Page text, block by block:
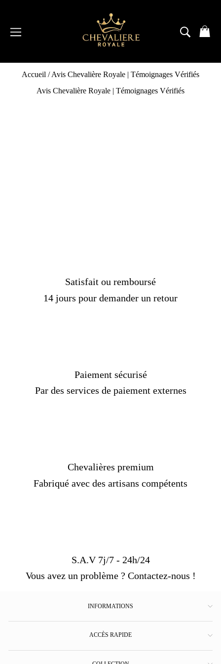
Accueil / Avis Chevalière Royale | Témoignages Vérifiés
Avis Chevalière Royale | Témoignages Vérifiés
Satisfait ou remboursé
14 jours pour demander un retour
Paiement sécurisé
Par des services de paiement externes
Chevalières premium
Fabriqué avec des artisans compétents
S.A.V 7j/7 - 24h/24
Vous avez un problème ? Contactez-nous !
INFORMATIONS
ACCÈS RAPIDE